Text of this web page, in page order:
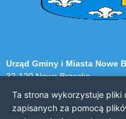
Urząd Gminy i Miasta Nowe
32-120 Nowe Brzesko
Ta strona wykorzystuje pliki
zapisanych za pomocą